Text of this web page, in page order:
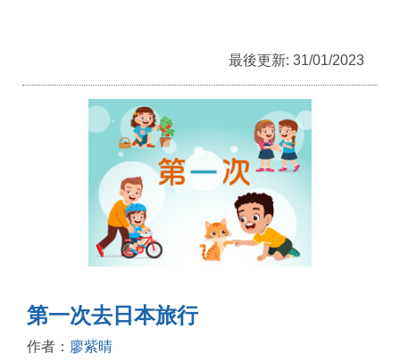
最後更新: 31/01/2023
第一次去日本旅行
作者： 廖紫晴